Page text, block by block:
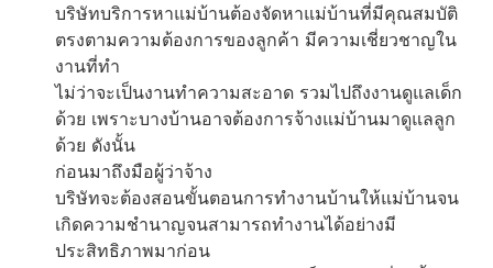
บริษัทบริการหาแม่บ้านต้องจัดหาแม่บ้านที่มีคุณสมบัติ
ตรงตามความต้องการของลูกค้า มีความเชี่ยวชาญใน
งานที่ทำ
ไม่ว่าจะเป็นงานทำความสะอาด รวมไปถึงงานดูแลเด็ก
ด้วย เพราะบางบ้านอาจต้องการจ้างแม่บ้านมาดูแลลูก
ด้วย ดังนั้น
ก่อนมาถึงมือผู้ว่าจ้าง
บริษัทจะต้องสอนขั้นตอนการทำงานบ้านให้แม่บ้านจน
เกิดความชำนาญจนสามารถทำงานได้อย่างมี
ประสิทธิภาพมาก่อน